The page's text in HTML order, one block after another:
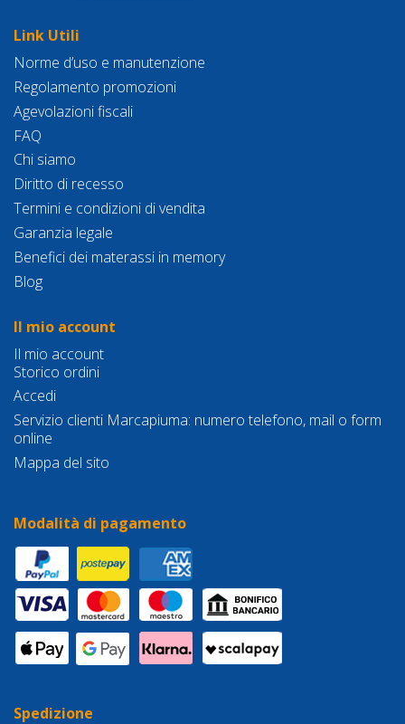
Link Utili
Norme d’uso e manutenzione
Regolamento promozioni
Agevolazioni fiscali
FAQ
Chi siamo
Diritto di recesso
Termini e condizioni di vendita
Garanzia legale
Benefici dei materassi in memory
Blog
Il mio account
Il mio account
Storico ordini
Accedi
Servizio clienti Marcapiuma: numero telefono, mail o form
online
Mappa del sito
Modalità di pagamento
Spedizione